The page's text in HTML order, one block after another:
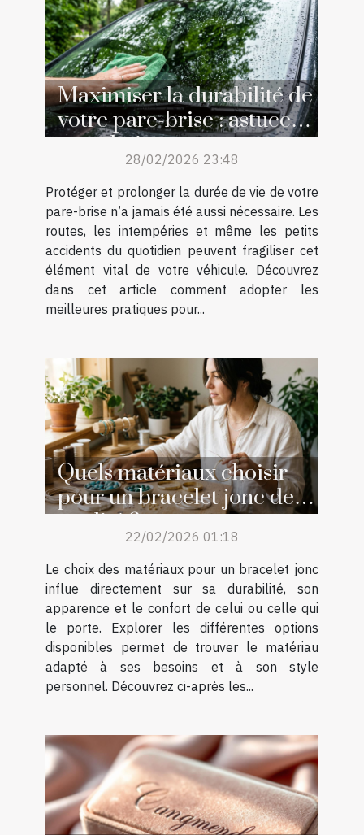
Maximiser la durabilité de
votre pare-brise : astuces
et techniques
28/02/2026 23:48
Protéger et prolonger la durée de vie de votre
pare-brise n’a jamais été aussi nécessaire. Les
routes, les intempéries et même les petits
accidents du quotidien peuvent fragiliser cet
élément vital de votre véhicule. Découvrez
dans cet article comment adopter les
meilleures pratiques pour...
Quels matériaux choisir
pour un bracelet jonc de
qualité ?
22/02/2026 01:18
Le choix des matériaux pour un bracelet jonc
influe directement sur sa durabilité, son
apparence et le confort de celui ou celle qui
le porte. Explorer les différentes options
disponibles permet de trouver le matériau
adapté à ses besoins et à son style
personnel. Découvrez ci-après les...